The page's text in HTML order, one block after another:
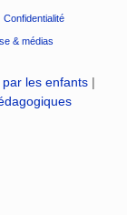
Confidentialité
& médias
par les enfants |